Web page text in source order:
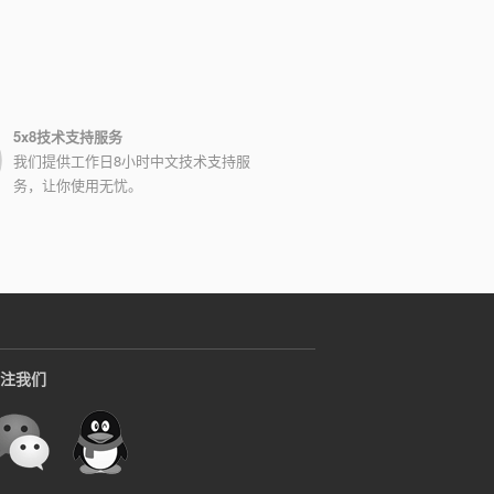
5x8技术支持服务
我们提供工作日8小时中文技术支持服
务，让你使用无忧。
我们